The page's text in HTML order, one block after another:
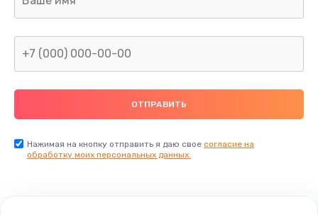
800 руб.
Не включается
1400 руб.
Заказать
Нажимая на кнопку отправить я даю свое согласие на
обработку моих персональных данных.